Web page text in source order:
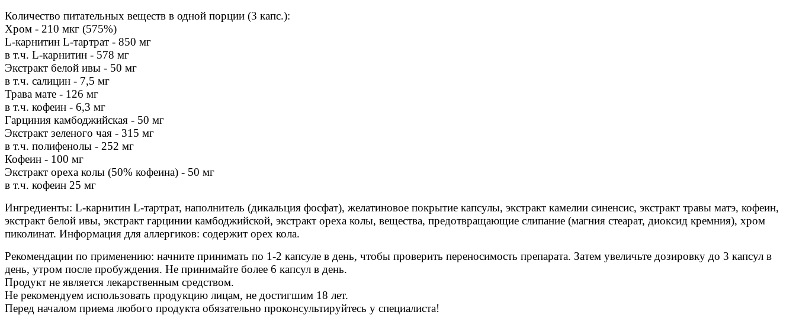
Количество питательных веществ в одной порции (3 капс.):
Хром - 210 мкг (575%)
L-карнитин L-тартрат - 850 мг
в т.ч. L-карнитин - 578 мг
Экстракт белой ивы - 50 мг
в т.ч. салицин - 7,5 мг
Трава мате - 126 мг
в т.ч. кофеин - 6,3 мг
Гарциния камбоджийская - 50 мг
Экстракт зеленого чая - 315 мг
в т.ч. полифенолы - 252 мг
Кофеин - 100 мг
Экстракт ореха колы (50% кофеина) - 50 мг
в т.ч. кофеин 25 мг
Ингредиенты: L-карнитин L-тартрат, наполнитель (дикальция фосфат), желатиновое покрытие капсулы, экстракт камелии синенсис, экстракт травы матэ, кофеин,
экстракт белой ивы, экстракт гарцинии камбоджийской, экстракт ореха колы, вещества, предотвращающие слипание (магния стеарат, диоксид кремния), хром
пиколинат. Информация для аллергиков: содержит орех кола.
Рекомендации по применению: начните принимать по 1-2 капсуле в день, чтобы проверить переносимость препарата. Затем увеличьте дозировку до 3 капсул в
день, утром после пробуждения. Не принимайте более 6 капсул в день.
Продукт не является лекарственным средством.
Не рекомендуем использовать продукцию лицам, не достигшим 18 лет.
Перед началом приема любого продукта обязательно проконсультируйтесь у специалиста!